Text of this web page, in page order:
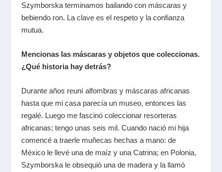
Szymborska terminamos bailando con máscaras y
bebiendo ron. La clave es el respeto y la confianza
mutua.
Mencionas las máscaras y objetos que coleccionas.
¿Qué historia hay detrás?
Durante años reuní alfombras y máscaras africanas
hasta que mi casa parecía un museo, entonces las
regalé. Luego me fascinó coleccionar resorteras
africanas; tengo unas seis mil. Cuando nació mi hija
comencé a traerle muñecas hechas a mano: de
México le llevé una de maíz y una Catrina; en Polonia,
Szymborska le obsequió una de madera y la llamó